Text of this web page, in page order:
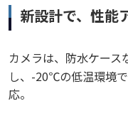
新設計で、性能
カメラは、防水ケー
し、-20℃の低温環境
応。